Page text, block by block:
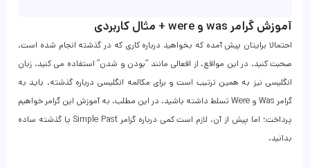
آموزش گرامر was و were + مثال کاربردی
احتمالا برایتان پیش آمده که بخواهید درباره کاری که در گذشته انجام شده است،
صحبت کنید. در این مواقع، از افعالی مانند “بودن و شدن” استفاده می کنید. زبان
انگلیسی نیز به همین ترتیب است و برای مکالمه انگلیسی درباره گذشته، باید به
گرامر Was و Were تسلط داشته باشید. در این مطلب، به آموزش این گرامر خواهیم
پرداخت؛ اما پیش از آن، لازم است کمی درباره گرامر Simple Past یا گذشته ساده
بدانید.